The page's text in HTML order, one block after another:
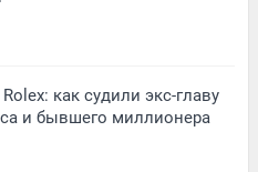
как судили экс-главу
и бывшего миллионера